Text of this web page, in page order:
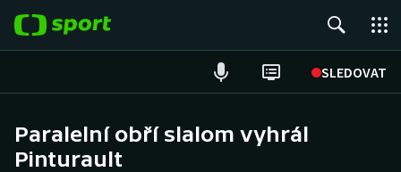
SLEDOVAT
Hokej
Paralelní obří slalom vyhrál
Pinturault